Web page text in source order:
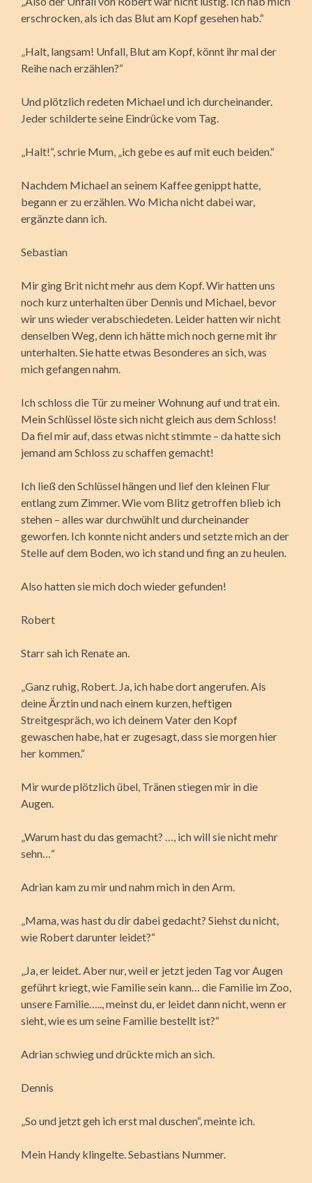
erschrocken, als ich das Blut am Kopf gesehen hab.“
„Halt, langsam! Unfall, Blut am Kopf, könnt ihr mal der
Reihe nach erzählen?“
Und plötzlich redeten Michael und ich durcheinander.
Jeder schilderte seine Eindrücke vom Tag.
„Halt!“, schrie Mum, „ich gebe es auf mit euch beiden.“
Nachdem Michael an seinem Kaffee genippt hatte,
begann er zu erzählen. Wo Micha nicht dabei war,
ergänzte dann ich.
Sebastian
Mir ging Brit nicht mehr aus dem Kopf. Wir hatten uns
noch kurz unterhalten über Dennis und Michael, bevor
wir uns wieder verabschiedeten. Leider hatten wir nicht
denselben Weg, denn ich hätte mich noch gerne mit ihr
unterhalten. Sie hatte etwas Besonderes an sich, was
mich gefangen nahm.
Ich schloss die Tür zu meiner Wohnung auf und trat ein.
Mein Schlüssel löste sich nicht gleich aus dem Schloss!
Da fiel mir auf, dass etwas nicht stimmte – da hatte sich
jemand am Schloss zu schaffen gemacht!
Ich ließ den Schlüssel hängen und lief den kleinen Flur
entlang zum Zimmer. Wie vom Blitz getroffen blieb ich
stehen – alles war durchwühlt und durcheinander
geworfen. Ich konnte nicht anders und setzte mich an der
Stelle auf dem Boden, wo ich stand und fing an zu heulen.
Also hatten sie mich doch wieder gefunden!
Robert
Starr sah ich Renate an.
„Ganz ruhig, Robert. Ja, ich habe dort angerufen. Als
deine Ärztin und nach einem kurzen, heftigen
Streitgespräch, wo ich deinem Vater den Kopf
gewaschen habe, hat er zugesagt, dass sie morgen hier
her kommen.“
Mir wurde plötzlich übel, Tränen stiegen mir in die
Augen.
„Warum hast du das gemacht? …, ich will sie nicht mehr
sehn…“
Adrian kam zu mir und nahm mich in den Arm.
„Mama, was hast du dir dabei gedacht? Siehst du nicht,
wie Robert darunter leidet?“
„Ja, er leidet. Aber nur, weil er jetzt jeden Tag vor Augen
geführt kriegt, wie Familie sein kann… die Familie im Zoo,
unsere Familie….., meinst du, er leidet dann nicht, wenn er
sieht, wie es um seine Familie bestellt ist?“
Adrian schwieg und drückte mich an sich.
Dennis
„So und jetzt geh ich erst mal duschen“, meinte ich.
Mein Handy klingelte. Sebastians Nummer.